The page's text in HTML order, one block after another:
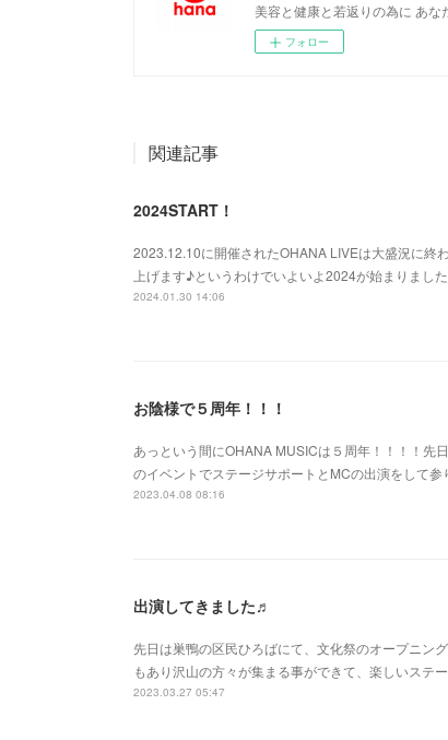
美容と健康と若返りの為に あな
フォロー
関連記事
2024START！
2023.12.10に開催されたOHANA LIVEは大盛況に終
上げます♪というわけでいよいよ2024が始まりまし
2024.01.30 14:06
お陰様で５周年！！！
あっという間にOHANA MUSICは５周年！！！！先
のイベントでステージサポートとMCの出演をして
2023.04.08 08:16
出演してきました♬
先日は巣鴨の区民ひろばにて、文化祭のオープニ
もあり沢山の方々が集まる事ができて、楽しいステ
2023.03.27 05:47